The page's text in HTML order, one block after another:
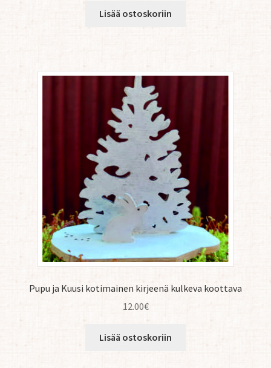
Lisää ostoskoriin
Pupu ja Kuusi kotimainen kirjeenä kulkeva koottava
12.00€
Lisää ostoskoriin